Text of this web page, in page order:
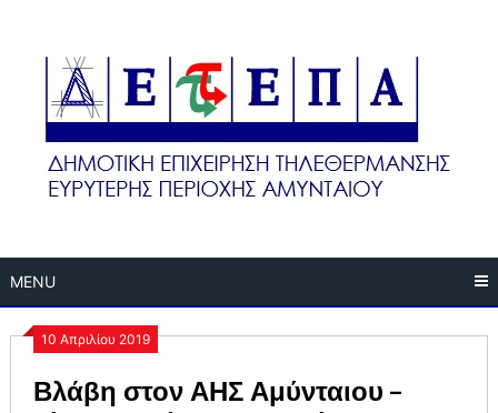
content
MENU
10 Απριλίου 2019
Βλάβη στον ΑΗΣ Αμύνταιου –